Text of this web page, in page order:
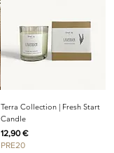
Terra Collection | Fresh Start
Candle
Cijena
12,90 €
PRE20